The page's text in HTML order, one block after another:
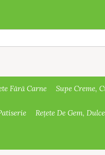
Fără Carne Supe Creme,
Rețete De Gem,